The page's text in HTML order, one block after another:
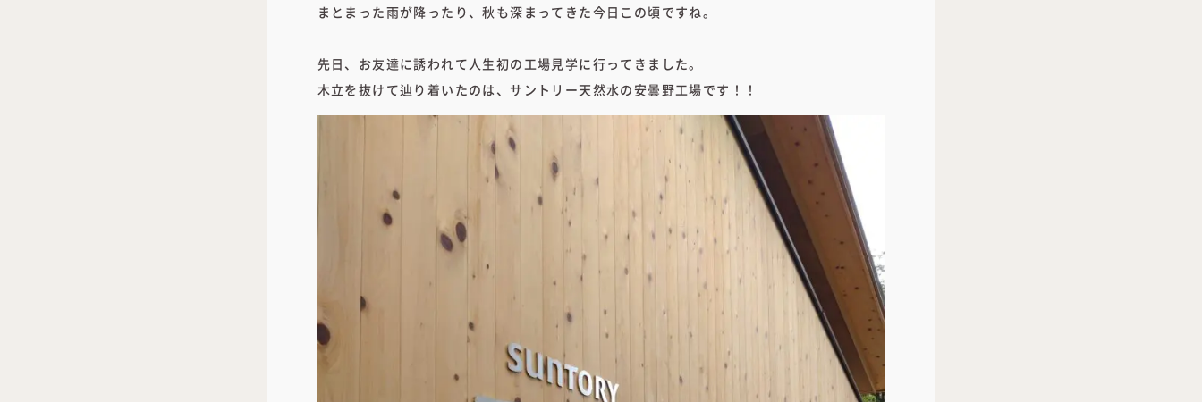
まとまった雨が降ったり、秋も深まってきた今日この頃ですね。
先日、お友達に誘われて人生初の工場見学に行ってきました。
木立を抜けて辿り着いたのは、サントリー天然水の安曇野工場です！！